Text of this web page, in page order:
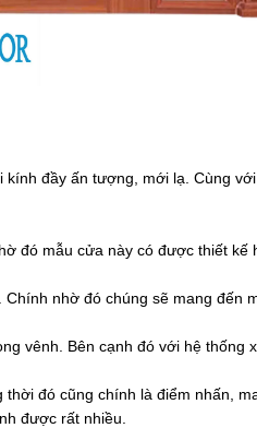
đầy ấn tượng, mới lạ. Cùng
đó mẫu cửa này có được thiết
nhờ đó chúng sẽ mang đến
vênh. Bên cạnh đó với hệ
đó cũng chính là điểm nhấn,
được rất nhiều.